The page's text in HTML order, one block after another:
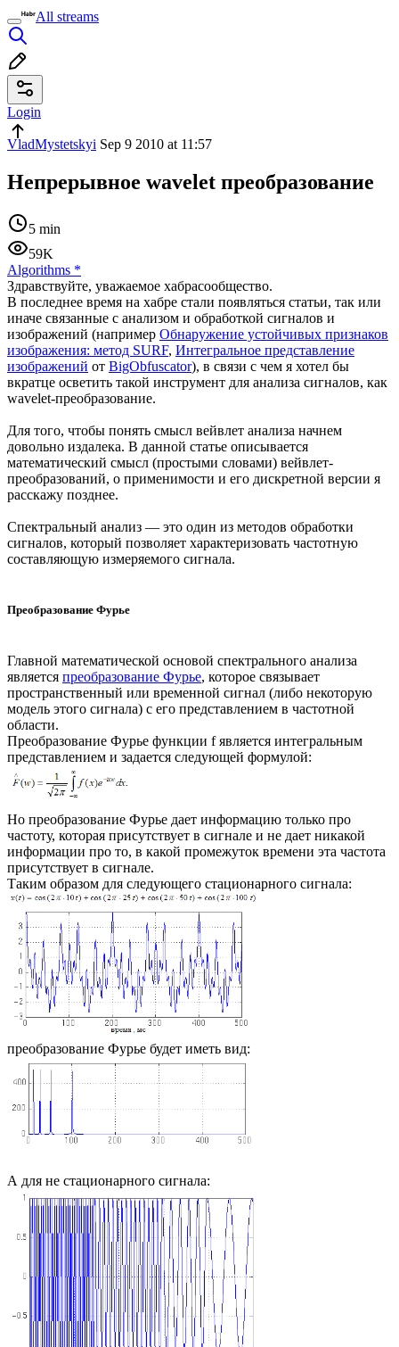
All streams
Login
VladMystetskyi Sep 9 2010 at 11:57
Непрерывное wavelet преобразование
5 min
59K
Algorithms *
Здравствуйте, уважаемое хабрасообщество.
В последнее время на хабре стали появляться статьи, так или
иначе связанные с анализом и обработкой сигналов и
изображений (например Обнаружение устойчивых признаков
изображения: метод SURF, Интегральное представление
изображений от BigObfuscator), в связи с чем я хотел бы
вкратце осветить такой инструмент для анализа сигналов, как
wavelet-преобразование.
Для того, чтобы понять смысл вейвлет анализа начнем
довольно издалека. В данной статье описывается
математический смысл (простыми словами) вейвлет-
преобразований, о применимости и его дискретной версии я
расскажу позднее.
Спектральный анализ — это один из методов обработки
сигналов, который позволяет характеризовать частотную
составляющую измеряемого сигнала.
Преобразование Фурье
Главной математической основой спектрального анализа
является преобразование Фурье, которое связывает
пространственный или временной сигнал (либо некоторую
модель этого сигнала) с его представлением в частотной
области.
Преобразование Фурье функции f является интегральным
представлением и задается следующей формулой:
Но преобразование Фурье дает информацию только про
частоту, которая присутствует в сигнале и не дает никакой
информации про то, в какой промежуток времени эта частота
присутствует в сигнале.
Таким образом для следующего стационарного сигнала:
преобразование Фурье будет иметь вид:
А для не стационарного сигнала: